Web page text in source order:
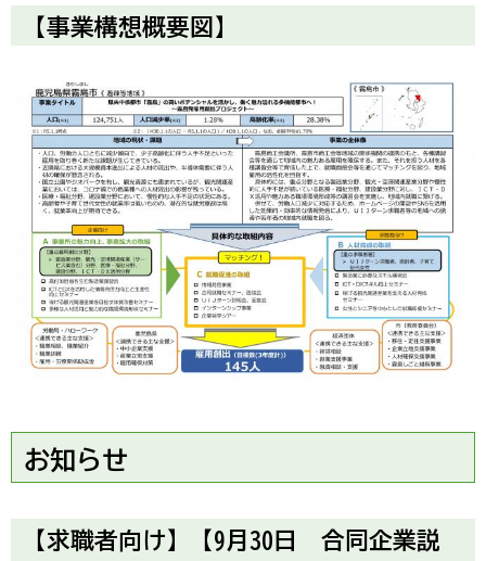
【事業構想概要図】
お知らせ
【求職者向け】【9月30日 合同企業説